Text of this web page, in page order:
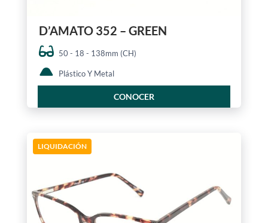
D’AMATO 352 – GREEN
50 - 18 - 138mm (CH)
Plástico Y Metal
CONOCER
LIQUIDACIÓN